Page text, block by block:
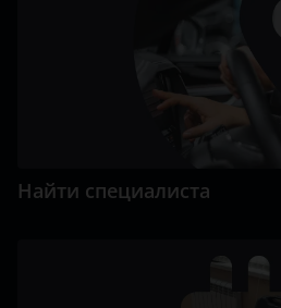
Найти специалиста